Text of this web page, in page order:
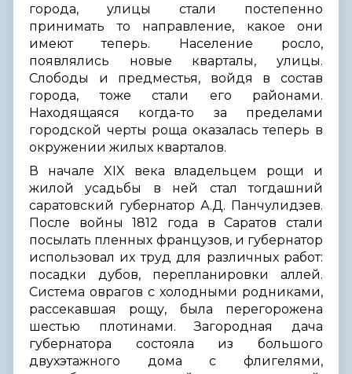
города, улицы стали постепенно
принимать то направление, какое они
имеют теперь. Население росло,
появлялись новые кварталы, улицы.
Слободы и предместья, войдя в состав
города, тоже стали его районами.
Находящаяся когда-то за пределами
городской черты роща оказалась теперь в
окружении жилых кварталов.
В начале XIX века владельцем рощи и
жилой усадьбы в ней стал тогдашний
саратовский губернатор А.Д. Панчулидзев.
После войны 1812 года в Саратов стали
посылать пленных французов, и губернатор
использовал их труд для различных работ:
посадки дубов, перепланировки аллей.
Система оврагов с холодными родниками,
рассекавшая рощу, была перегорожена
шестью плотинами. Загородная дача
губернатора состояла из большого
двухэтажного дома с флигелями,